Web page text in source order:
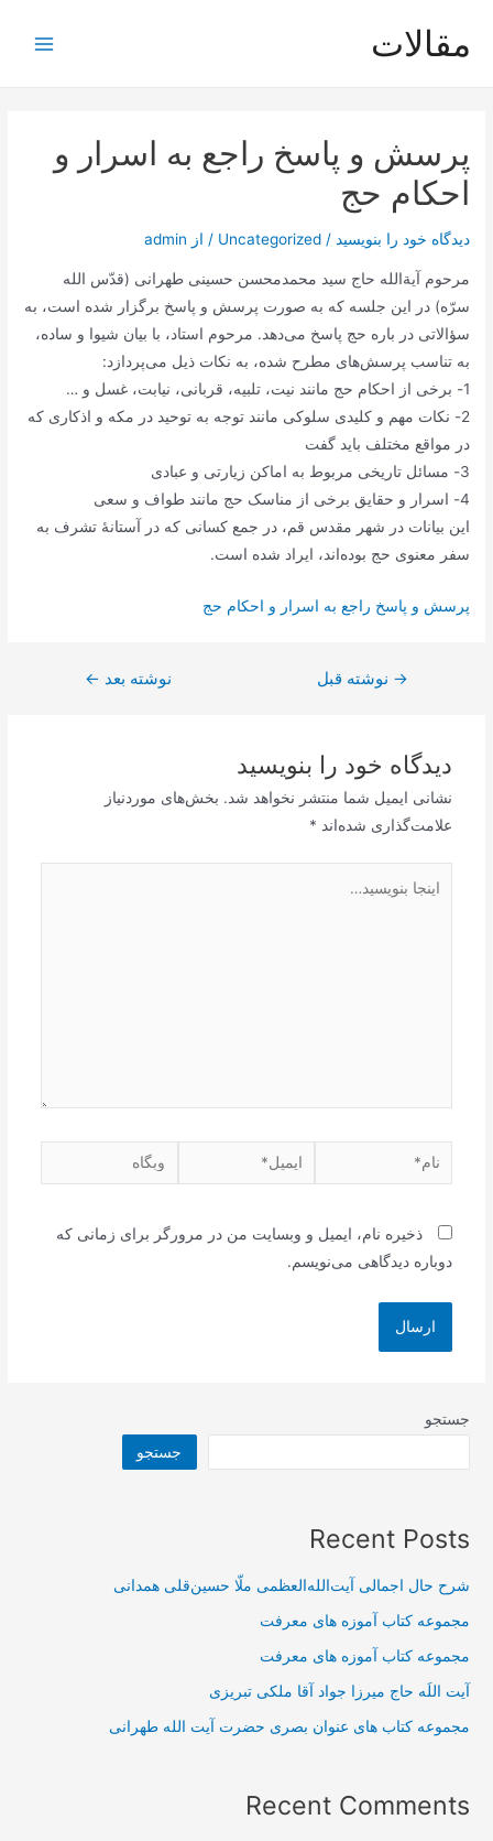
مقالات
پرسش و پاسخ راجع به اسرار و
احکام حج
دیدگاه‌ خود را بنویسید /
Uncategorized / از admin
مرحوم آیةالله حاج سید محمدمحسن حسینی طهرانی (قدّس الله
سرّه) در این جلسه که به صورت پرسش و پاسخ برگزار شده است، به
سؤالاتی در باره حج پاسخ می‌دهد. مرحوم استاد، با بیان شیوا و ساده،
به تناسب پرسش‌های مطرح شده، به نکات ذیل می‌پردازد:
1- برخی از احکام حج مانند نیت، تلبیه، قربانی، نیابت، غسل و …
2- نکات مهم و کلیدی سلوکی مانند توجه به توحید در مکه و اذکاری که
در مواقع مختلف باید گفت
3- مسائل تاریخی مربوط به اماکن زیارتی و عبادی
4- اسرار و حقایق برخی از مناسک حج مانند طواف و سعی
این بیانات در شهر مقدس قم، در جمع کسانی که در آستانۀ تشرف به
سفر معنوی حج بوده‌اند، ایراد شده است.
پرسش و پاسخ راجع به اسرار و احکام حج
راهبری
→ نوشته قبل نوشته بعد ←
دیدگاه‌ خود را بنویسید
نشانی ایمیل شما منتشر نخواهد شد. بخش‌های موردنیاز
علامت‌گذاری شده‌اند *
بنویسید…
نام* ایمیل* وبگاه
ذخیره نام، ایمیل و وبسایت من در مرورگر برای زمانی که
دوباره دیدگاهی می‌نویسم.
جستجو
جستجو
Recent Posts
شرح حال اجمالی آیت‌الله‌العظمی ملّا حسین‌قلی همدانی
مجموعه کتاب آموزه های معرفت
مجموعه کتاب آموزه های معرفت
آیت اللَه حاج میرزا جواد آقا ملکی تبریزی
مجموعه کتاب های عنوان بصری حضرت آیت الله طهرانی
Recent Comments